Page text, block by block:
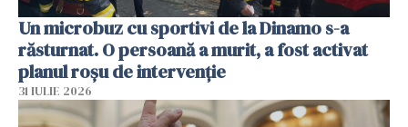
Un microbuz cu sportivi de la Dinamo s-a
răsturnat. O persoană a murit, a fost activat
planul roșu de intervenție
31 IULIE 2026